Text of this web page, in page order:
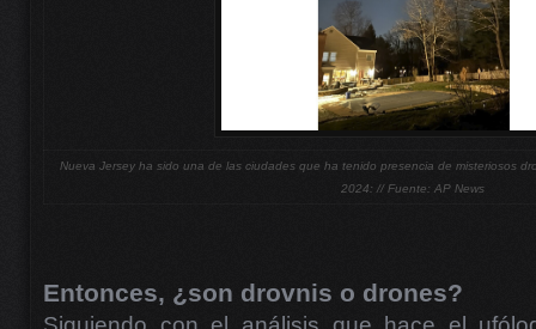
Nueva Jersey ha sido una de las ciudades que ha tenido presencia de misteriosos
2024: // Fuente: AP News
Entonces, ¿son drovnis o drones?